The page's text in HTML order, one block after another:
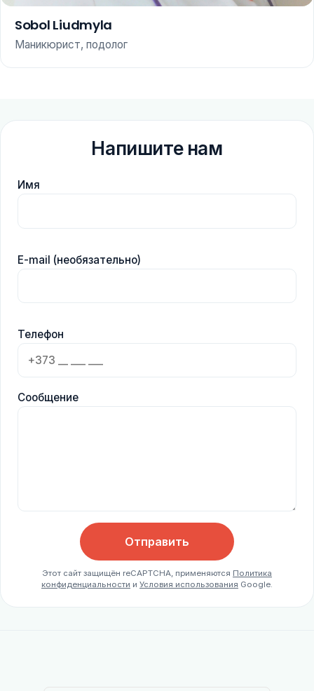
Sobol Liudmyla
Маникюрист, подолог
Напишите нам
Имя
E-mail (необязательно)
Телефон
Сообщение
Отправить
Этот сайт защищён reCAPTCHA, применяются Политика
конфиденциальности и Условия использования Google.